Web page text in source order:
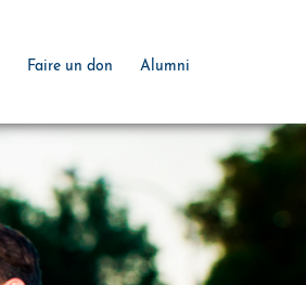
Faire un don Alumni